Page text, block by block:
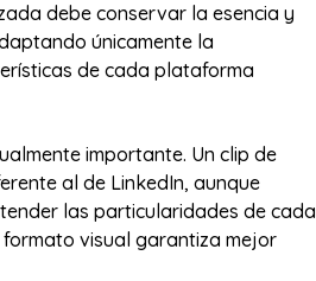
debe conservar la esencia y
únicamente la
de cada plataforma
importante. Un clip de
al de LinkedIn, aunque
las particularidades de cada
visual garantiza mejor